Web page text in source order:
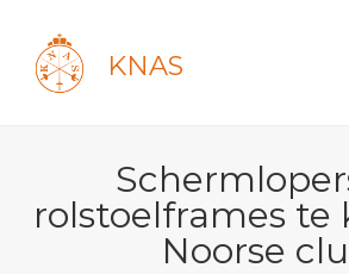
KNAS
Bond
Schermen
rolstoelframes te
Noorse